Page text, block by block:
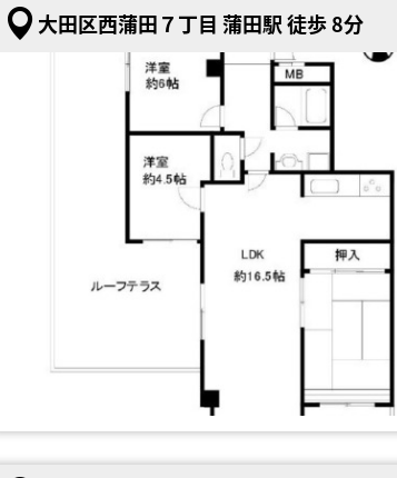
大田区西蒲田７丁目 蒲田駅 徒歩 8分